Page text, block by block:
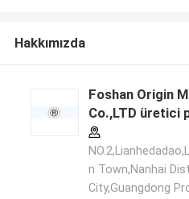
Hakkımızda
Foshan Origin
Co.,LTD üretici
n Town,Nanhai
City,Guangdong